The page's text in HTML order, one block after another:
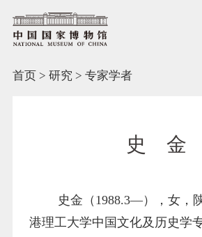
首页> 研究 > 专家学者
史 金
史金（ 1988.3—） ， 女，
港理工大学中国文化及 历史学